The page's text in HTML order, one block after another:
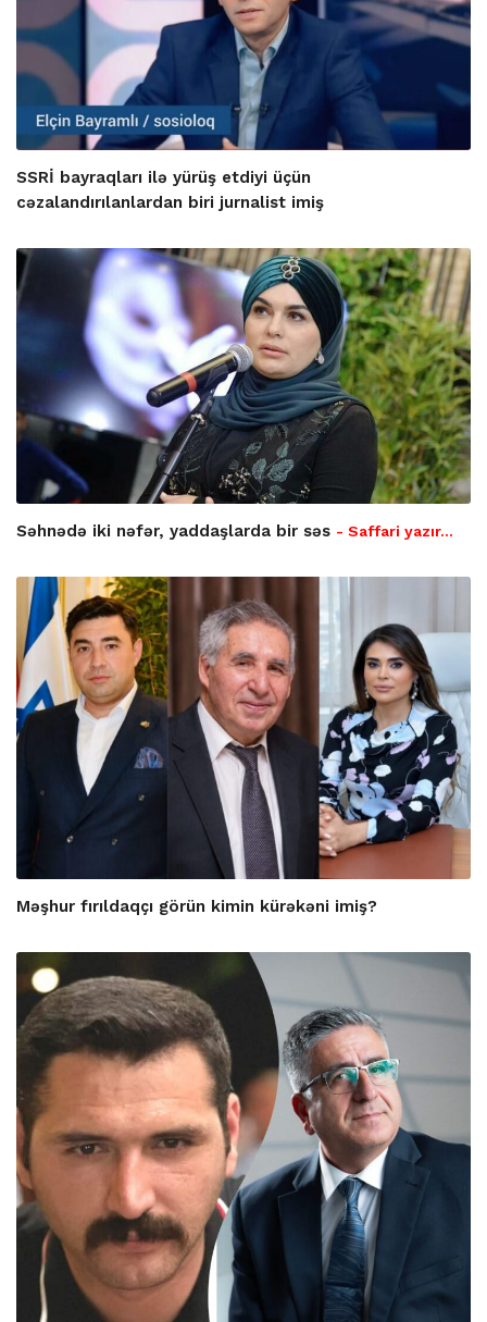
SSRİ bayraqları ilə yürüş etdiyi üçün
cəzalandırılanlardan biri jurnalist imiş
Səhnədə iki nəfər, yaddaşlarda bir səs - Saffari yazır…
Məşhur fırıldaqçı görün kimin kürəkəni imiş?